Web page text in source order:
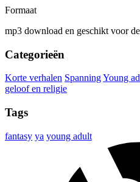
Formaat
mp3 download en geschikt voor
Categorieën
Korte verhalen SpanningYoung
geloof en religie
Tags
fantasy ya young adult